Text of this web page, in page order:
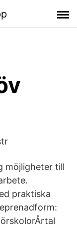
möjligheter till
praktiska